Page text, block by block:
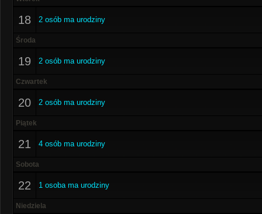
18 2 osób ma urodziny
Środa
19 2 osób ma urodziny
Czwartek
20 2 osób ma urodziny
Piątek
21 4 osób ma urodziny
Sobota
22 1 osoba ma urodziny
Niedziela